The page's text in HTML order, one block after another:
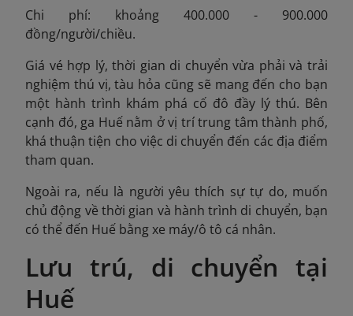
Chi phí: khoảng 400.000 - 900.000
đồng/người/chiều.
Giá vé hợp lý, thời gian di chuyển vừa phải và trải
nghiệm thú vị, tàu hỏa cũng sẽ mang đến cho bạn
một hành trình khám phá cố đô đầy lý thú. Bên
cạnh đó, ga Huế nằm ở vị trí trung tâm thành phố,
khá thuận tiện cho việc di chuyển đến các địa điểm
tham quan.
Ngoài ra, nếu là người yêu thích sự tự do, muốn
chủ động về thời gian và hành trình di chuyển, bạn
có thể đến Huế bằng xe máy/ô tô cá nhân.
Lưu trú, di chuyển tại
Huế